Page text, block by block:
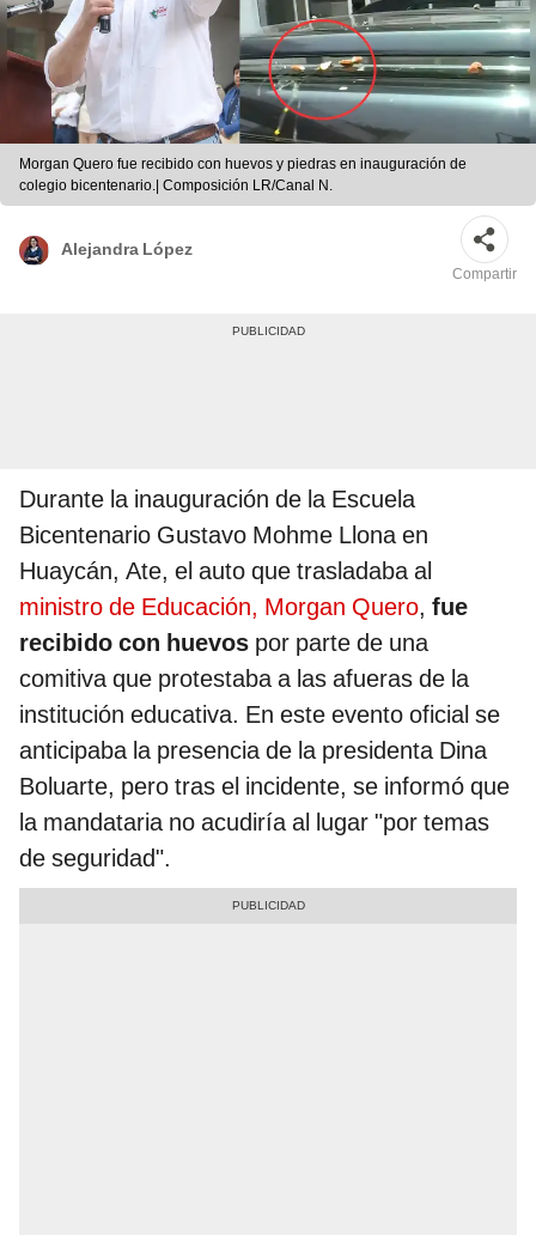
Morgan Quero fue recibido con huevos y piedras en inauguración de
colegio bicentenario.| Composición LR/Canal N.
Alejandra López
Compartir
Durante la inauguración de la Escuela
Bicentenario Gustavo Mohme Llona en
Huaycán, Ate, el auto que trasladaba al
ministro de Educación, Morgan Quero, fue
recibido con huevos por parte de una
comitiva que protestaba a las afueras de la
institución educativa. En este evento oficial se
anticipaba la presencia de la presidenta Dina
Boluarte, pero tras el incidente, se informó que
la mandataria no acudiría al lugar "por temas
de seguridad".